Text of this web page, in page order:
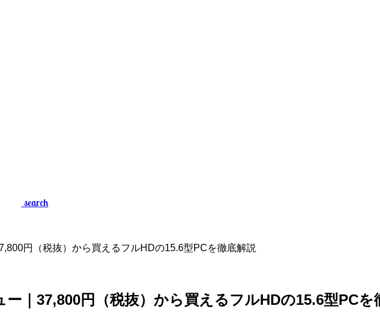
search
円（税抜）から買えるフルHDの15.6型PCを徹底解説
｜37,800円（税抜）から買えるフルHDの15.6型PCを